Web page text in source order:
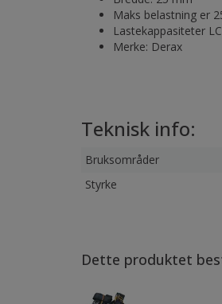
Maks belastning er
Lastekappasiteter
Merke: Derax
Teknisk info:
Bruksområder
Styrke
Dette produktet